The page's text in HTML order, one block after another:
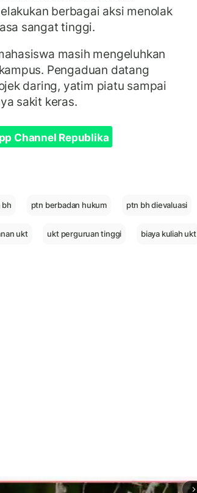
berbagai aksi menolak
sangat tinggi.
masih mengeluhkan
Pengaduan datang
daring, yatim piatu sampai
sakit keras.
Channel Republika
bh ptn berbadan hukum ptn bh dievaluasi
ukt ukt perguruan tinggi biaya kuliah ukt
arrow_forward_ios